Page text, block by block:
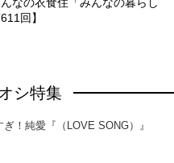
回】
シ特集
！純愛『（LOVE SONG）』